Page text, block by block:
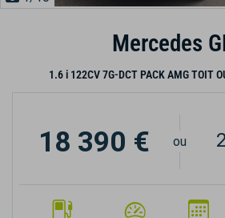
Mercedes
1.6 i 122CV 7G-DCT PACK AMG TOIT
18 390 € ou